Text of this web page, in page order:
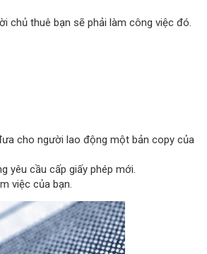
chủ thuê bạn sẽ phải làm công việc đó.
cho người lao động một bản copy của
yêu cầu cấp giấy phép mới.
việc của bạn.